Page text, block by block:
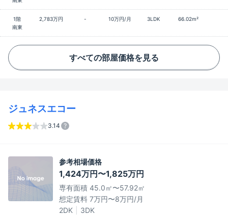
1階 2,783万円 - 10万円/月 3LDK
66.02m²
南東
すべての部屋価格を見る
ジュネスエコー
3.14
参考相場価格
1,424万円〜1,825万円
専有面積 45.0㎡〜57.92㎡
想定賃料 7万円〜8万円/月
2DK
3DK